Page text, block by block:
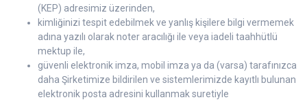
(KEP) adresimiz üzerinden,
kimliğinizi tespit edebilmek ve yanlış kişilere bilgi vermemek
adına yazılı olarak noter aracılığı ile veya iadeli taahhütlü
mektup ile,
güvenli elektronik imza, mobil imza ya da (varsa) tarafınızca
daha Şirketimize bildirilen ve sistemlerimizde kayıtlı bulunan
elektronik posta adresini kullanmak suretiyle